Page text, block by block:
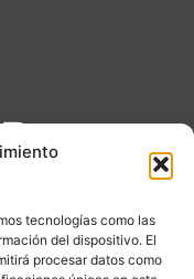
tecnologías como las
del dispositivo. El
procesar datos como